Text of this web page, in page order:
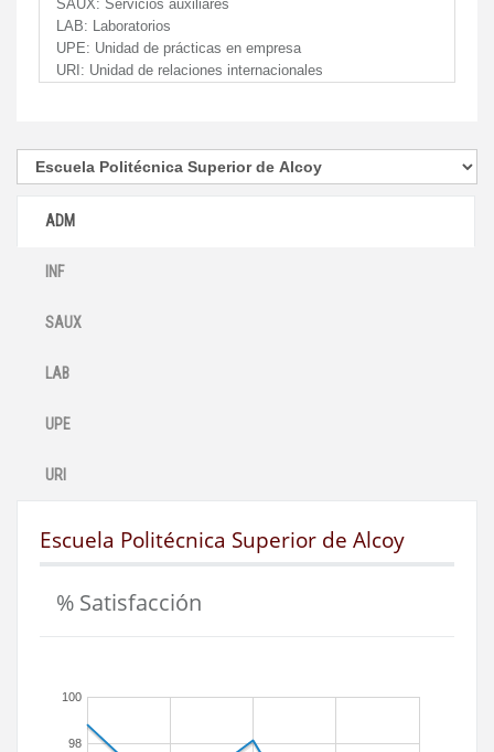
SAUX: Servicios auxiliares
LAB: Laboratorios
UPE: Unidad de prácticas en empresa
URI: Unidad de relaciones internacionales
ADM
INF
SAUX
LAB
UPE
URI
Escuela Politécnica Superior de Alcoy
% Satisfacción
98
100